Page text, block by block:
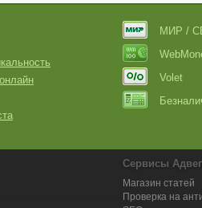
МИР /
Volet
Сервисы
Магазин статей
Проверка на